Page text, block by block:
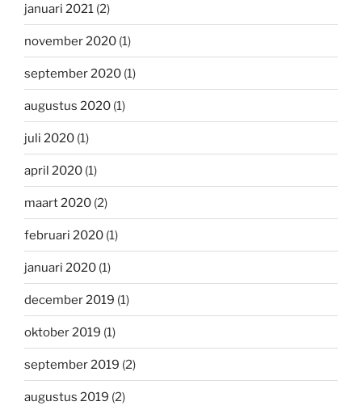
januari 2021 (2)
november 2020 (1)
september 2020 (1)
augustus 2020 (1)
juli 2020 (1)
april 2020 (1)
maart 2020 (2)
februari 2020 (1)
januari 2020 (1)
december 2019 (1)
oktober 2019 (1)
september 2019 (2)
augustus 2019 (2)